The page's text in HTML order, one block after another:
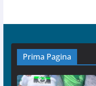
Prima Pagina